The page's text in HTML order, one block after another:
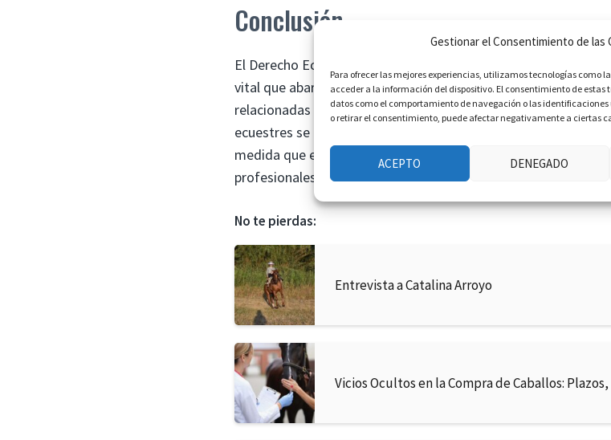
Gestionar el Consentimiento de las
Para ofrecer las mejores experiencias, utilizamos tecnologías como
acceder a la información del dispositivo. El consentimiento de estas
datos como el comportamiento de navegación o las identificaciones
o retirar el consentimiento, puede afectar negativamente a ciertas
ACEPTO DENEGADO
Conclusión
El Derecho Ecuestre, aunque pueda parecer una especialidad
vital que abarca numerosos aspectos de la ley. Esta disciplina
relacionadas con los caballos se realicen de forma justa y
ecuestres se lleven a cabo con equidad y que el bienestar de
medida que el sector equino continúa creciendo y
profesionales del derecho bien versados en las complejidades
No te pierdas:
Entrevista a Catalina Arroyo
Vicios Ocultos en la Compra de Caballos: